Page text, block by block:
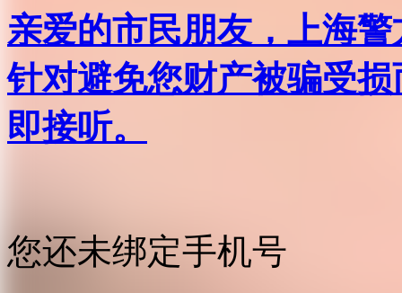
亲爱的市民朋友，上海
针对避免您财产被骗受
即接听。
您还未绑定手机号